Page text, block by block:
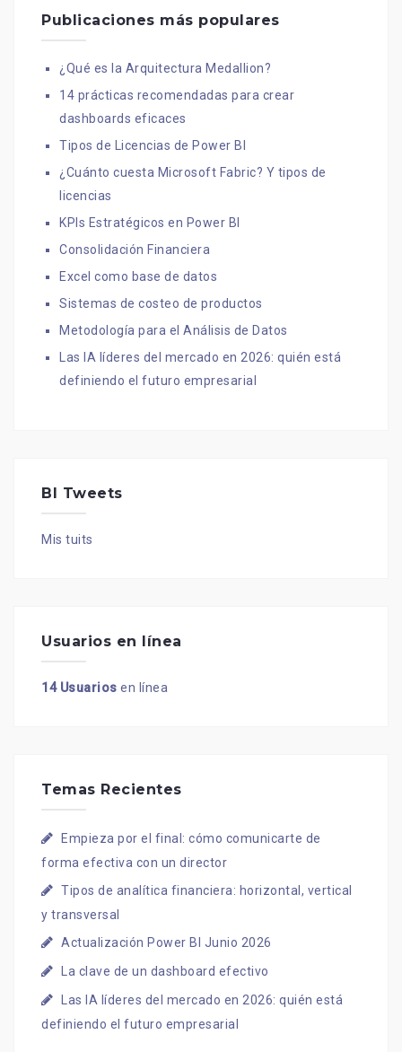
Publicaciones más populares
¿Qué es la Arquitectura Medallion?
14 prácticas recomendadas para crear
dashboards eficaces
Tipos de Licencias de Power BI
¿Cuánto cuesta Microsoft Fabric? Y tipos de
licencias
KPIs Estratégicos en Power BI
Consolidación Financiera
Excel como base de datos
Sistemas de costeo de productos
Metodología para el Análisis de Datos
Las IA líderes del mercado en 2026: quién está
definiendo el futuro empresarial
BI Tweets
Mis tuits
Usuarios en línea
14 Usuarios en línea
Temas Recientes
Empieza por el final: cómo comunicarte de
forma efectiva con un director
Tipos de analítica financiera: horizontal, vertical
y transversal
Actualización Power BI Junio 2026
La clave de un dashboard efectivo
Las IA líderes del mercado en 2026: quién está
definiendo el futuro empresarial